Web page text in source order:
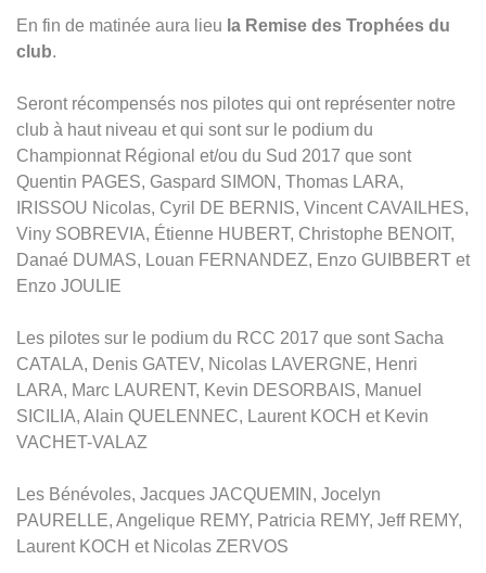
En fin de matinée aura lieu la Remise des Trophées du
club.
Seront récompensés nos pilotes qui ont représenter notre
club à haut niveau et qui sont sur le podium du
Championnat Régional et/ou du Sud 2017 que sont
Quentin PAGES, Gaspard SIMON, Thomas LARA,
IRISSOU Nicolas, Cyril DE BERNIS, Vincent CAVAILHES,
Viny SOBREVIA, Étienne HUBERT, Christophe BENOIT,
Danaé DUMAS, Louan FERNANDEZ, Enzo GUIBBERT et
Enzo JOULIE
Les pilotes sur le podium du RCC 2017 que sont Sacha
CATALA, Denis GATEV, Nicolas LAVERGNE, Henri
LARA, Marc LAURENT, Kevin DESORBAIS, Manuel
SICILIA, Alain QUELENNEC, Laurent KOCH et Kevin
VACHET-VALAZ
Les Bénévoles, Jacques JACQUEMIN, Jocelyn
PAURELLE, Angelique REMY, Patricia REMY, Jeff REMY,
Laurent KOCH et Nicolas ZERVOS